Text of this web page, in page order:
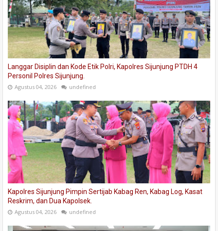
Langgar Disiplin dan Kode Etik Polri, Kapolres Sijunjung PTDH 4
Personil Polres Sijunjung.
Agustus 04, 2026 undefined
Kapolres Sijunjung Pimpin Sertijab Kabag Ren, Kabag Log, Kasat
Reskrim, dan Dua Kapolsek.
Agustus 04, 2026 undefined